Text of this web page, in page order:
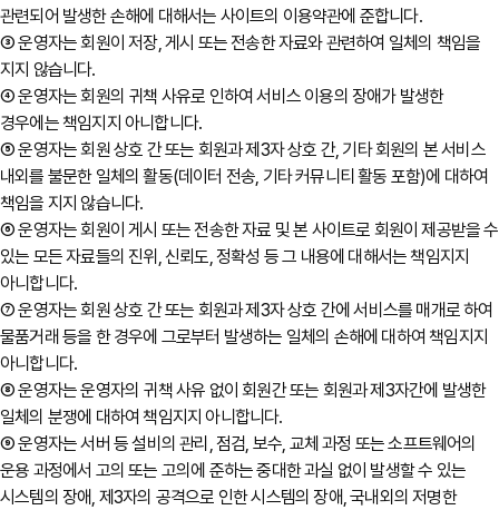
관련되어 발생한 손해에 대해서는 사이트의 이용약관에 준합니다.
③ 운영자는 회원이 저장, 게시 또는 전송한 자료와 관련하여 일체의 책임을
지지 않습니다.
④ 운영자는 회원의 귀책 사유로 인하여 서비스 이용의 장애가 발생한
경우에는 책임지지 아니합니다.
⑤ 운영자는 회원 상호 간 또는 회원과 제3자 상호 간, 기타 회원의 본 서비스
내외를 불문한 일체의 활동(데이터 전송, 기타 커뮤니티 활동 포함)에 대하여
책임을 지지 않습니다.
⑥ 운영자는 회원이 게시 또는 전송한 자료 및 본 사이트로 회원이 제공받을 수
있는 모든 자료들의 진위, 신뢰도, 정확성 등 그 내용에 대해서는 책임지지
아니합니다.
⑦ 운영자는 회원 상호 간 또는 회원과 제3자 상호 간에 서비스를 매개로 하여
물품거래 등을 한 경우에 그로부터 발생하는 일체의 손해에 대하여 책임지지
아니합니다.
⑧ 운영자는 운영자의 귀책 사유 없이 회원간 또는 회원과 제3자간에 발생한
일체의 분쟁에 대하여 책임지지 아니합니다.
⑨ 운영자는 서버 등 설비의 관리, 점검, 보수, 교체 과정 또는 소프트웨어의
운용 과정에서 고의 또는 고의에 준하는 중대한 과실 없이 발생할 수 있는
시스템의 장애, 제3자의 공격으로 인한 시스템의 장애, 국내외의 저명한